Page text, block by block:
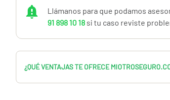
Llámanos para que podamos
91 898 10 18 si tu caso reviste
¿QUÉ VENTAJAS TE OFRECE